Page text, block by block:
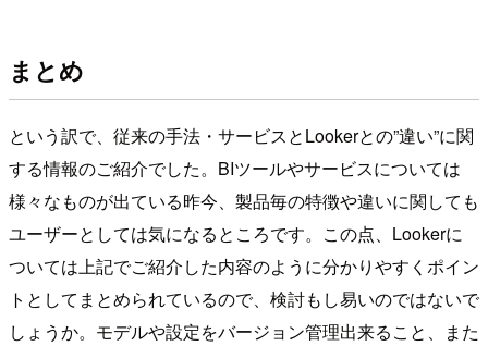
まとめ
という訳で、従来の手法・サービスとLookerとの”違い”に関
する情報のご紹介でした。BIツールやサービスについては
様々なものが出ている昨今、製品毎の特徴や違いに関しても
ユーザーとしては気になるところです。この点、Lookerに
ついては上記でご紹介した内容のように分かりやすくポイン
トとしてまとめられているので、検討もし易いのではないで
しょうか。モデルや設定をバージョン管理出来ること、また